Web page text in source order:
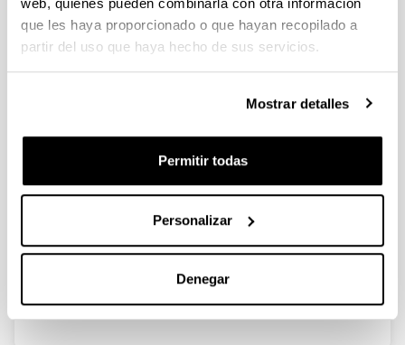
que les haya proporcionado o que hayan recopilado a
partir del uso que haya hecho de sus servicios.
Mostrar detalles
Permitir todas
Personalizar
Denegar
actualizado de las publicaciones en revistas
internacionales en cuya autoría han participado las
personas integrantes del grupo. Hacer click en la